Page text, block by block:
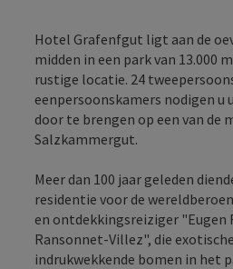
Hotel Grafenfgut ligt aan de
midden in een park van 13.000
rustige locatie. 24
eenpersoonskamers nodigen u
door te brengen op een van de
Salzkammergut.
Meer dan 100 jaar geleden
residentie voor de
en ontdekkingsreiziger "Eugen
Ransonnet-Villez", die
indrukwekkende bomen in het